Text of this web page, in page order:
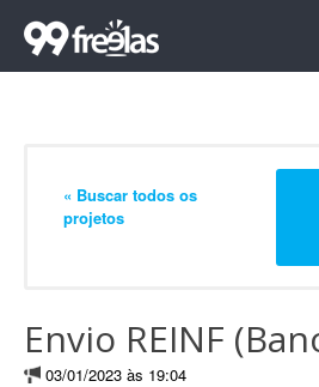
« Buscar todos os
projetos
Envio REINF
03/01/2023 às 19:04